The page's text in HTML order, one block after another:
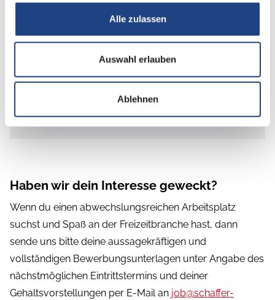
Alle zulassen
Auswahl erlauben
Ablehnen
Einkaufsvorteile bei unseren Partnern &
Corporate Benefits
Gesundheitsprämie
Jobbike
Haben wir dein Interesse geweckt?
Wenn du einen abwechslungsreichen Arbeitsplatz
suchst und Spaß an der Freizeitbranche hast, dann
sende uns bitte deine aussagekräftigen und
vollständigen Bewerbungsunterlagen unter Angabe des
nächstmöglichen Eintrittstermins und deiner
Gehaltsvorstellungen per E-Mail an job@schaffer-